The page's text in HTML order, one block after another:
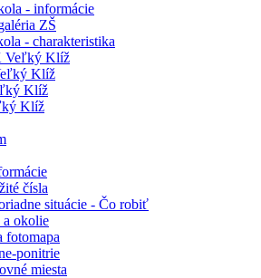
- informácie
ZŠ
- charakteristika
Veľký Klíž
Klíž
Klíž
Klíž
čísla
situácie - Čo robiť
a okolie
fotomapa
ponitrie
miesta